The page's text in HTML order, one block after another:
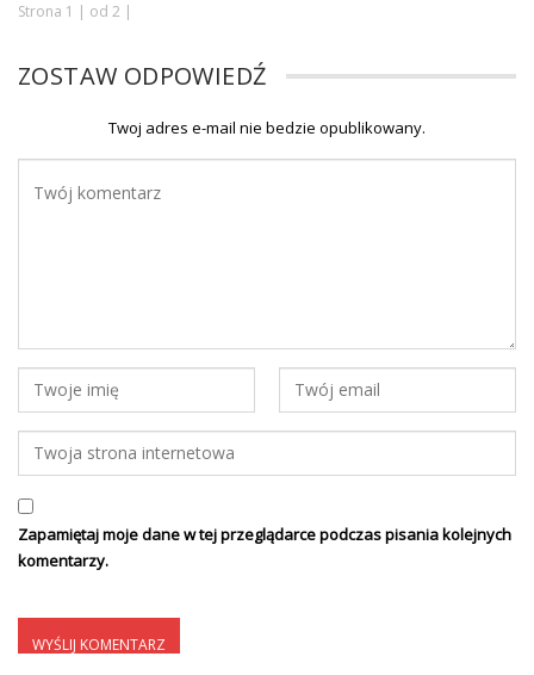
Strona 1 | od 2 |
ZOSTAW ODPOWIEDŹ
Twoj adres e-mail nie bedzie opublikowany.
Zapamiętaj moje dane w tej przeglądarce podczas pisania kolejnych
komentarzy.